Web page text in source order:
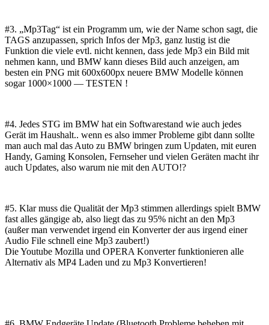
#3. „Mp3Tag“ ist ein Programm um, wie der Name schon sagt, die
TAGS anzupassen, sprich Infos derMp3, ganz lustig ist die
Funktion die viele evtl. nicht kennen, dass jede Mp3 ein Bild mit
nehmen kann, und BMW kann dieses Bild auch anzeigen, am
besten ein PNG mit 600x600px neuere BMW Modelle können
sogar 1000×1000 — TESTEN !
#4. Jedes STG im BMW hat ein Softwarestand wie auch jedes
Gerät im Haushalt.. wenn es also immer Probleme gibt dann sollte
man auch mal das Auto zu BMW bringen zum Updaten, mit euren
Handy, Gaming Konsolen, Fernseher und vielen Geräten macht ihr
auch Updates, also warum nie mit den AUTO!?
#5. Klar muss die Qualität derMp3 stimmen allerdings spielt BMW
fast alles gängige ab, also liegt das zu 95% nicht an den Mp3
(außer man verwendet irgend ein Konverter der aus irgend einer
Audio File schnell eine Mp3 zaubert!)
Die Youtube Mozilla und OPERA Konverter funktionieren alle
Alternativ als MP4 Laden und zu Mp3 Konvertieren!